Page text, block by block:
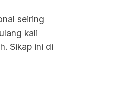
seiring
kali
Sikap ini di